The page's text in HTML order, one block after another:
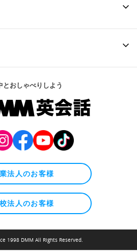
とおしゃべりしよう
法人のお客様
法人のお客様
1998 DMM All Rights Reserved.